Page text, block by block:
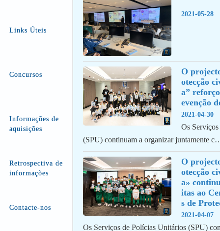
Links Úteis
Concursos
Informações de
aquisições
Retrospectiva de
informações
Contacte-nos
2021-05-28
O
otecção
a”
evenção
2021-04-30
Os
(SPU) continuam a organizar juntamente
O
otecção
a»
itas ao
s de
2021-04-07
Os Serviços de Polícias Unitários (SPU)